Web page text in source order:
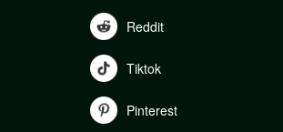
Reddit
Tiktok
Pinterest